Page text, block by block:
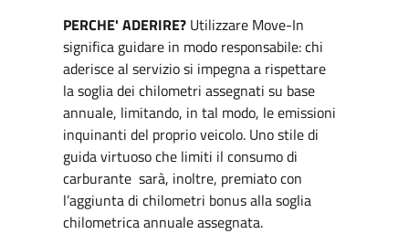
PERCHE' ADERIRE? Utilizzare Move-In
significa guidare in modo responsabile: chi
aderisce al servizio si impegna a rispettare
la soglia dei chilometri assegnati su base
annuale, limitando, in tal modo, le emissioni
inquinanti del proprio veicolo. Uno stile di
guida virtuoso che limiti il consumo di
carburante sarà, inoltre, premiato con
l’aggiunta di chilometri bonus alla soglia
chilometrica annuale assegnata.